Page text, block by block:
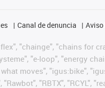
Canal de denuncia
"chainge", "chains for
"e-loop", "energy
moves", "igus:bike",
"RBTX", "RCYL",